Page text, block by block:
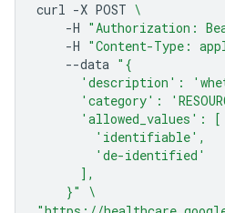
curl -X POST \
-H "Authorization:
-H "Content-Type:
--data "{
'description':
'category':
      'allowed_values': [
        'identifiable',
        'de-identified'
      ],
    }"
\